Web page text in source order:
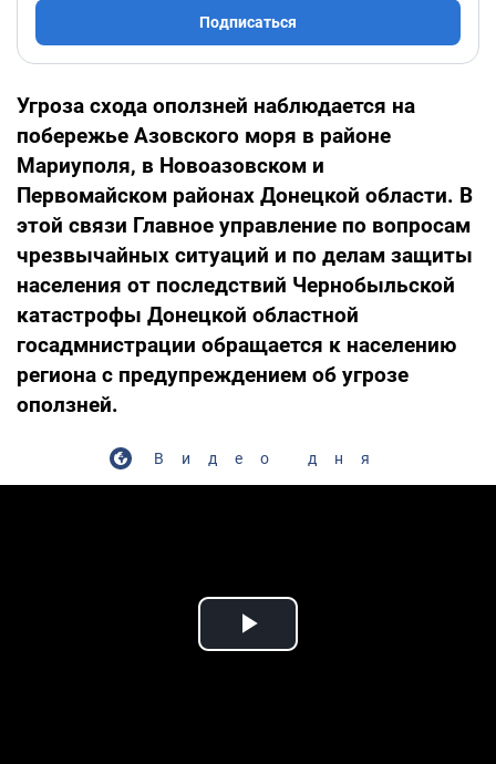
Подписаться
Угроза схода оползней наблюдается на
побережье Азовского моря в районе
Мариуполя, в Новоазовском и
Первомайском районах Донецкой области. В
этой связи Главное управление по вопросам
чрезвычайных ситуаций и по делам защиты
населения от последствий Чернобыльской
катастрофы Донецкой областной
госадмнистрации обращается к населению
региона с предупреждением об угрозе
оползней.
Видео дня
Play Video